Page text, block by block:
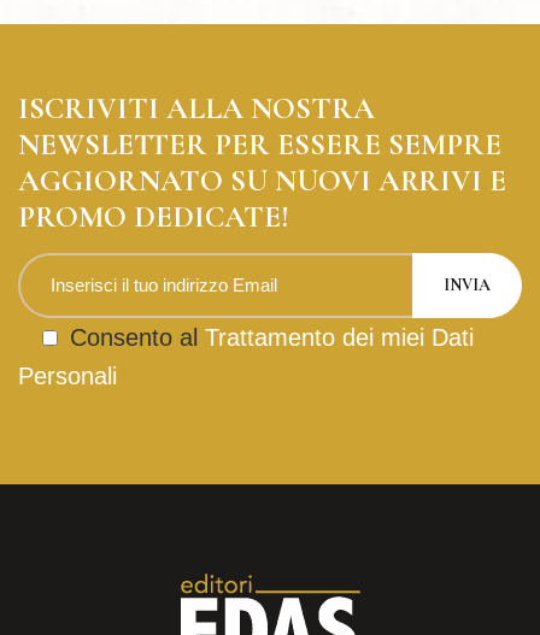
ISCRIVITI ALLA NOSTRA
NEWSLETTER PER ESSERE SEMPRE
AGGIORNATO SU NUOVI ARRIVI E
PROMO DEDICATE!
Consento al Trattamento dei miei Dati
Personali